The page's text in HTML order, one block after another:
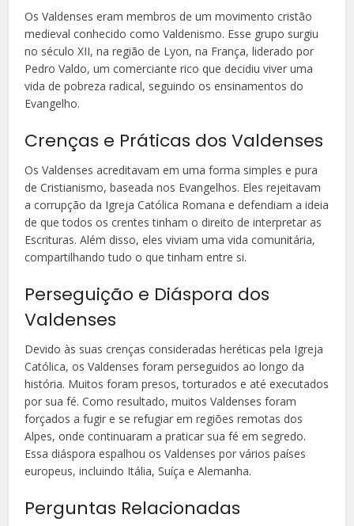
Os Valdenses eram membros de um movimento cristão
medieval conhecido como Valdenismo. Esse grupo surgiu
no século XII, na região de Lyon, na França, liderado por
Pedro Valdo, um comerciante rico que decidiu viver uma
vida de pobreza radical, seguindo os ensinamentos do
Evangelho.
Crenças e Práticas dos Valdenses
Os Valdenses acreditavam em uma forma simples e pura
de Cristianismo, baseada nos Evangelhos. Eles rejeitavam
a corrupção da Igreja Católica Romana e defendiam a ideia
de que todos os crentes tinham o direito de interpretar as
Escrituras. Além disso, eles viviam uma vida comunitária,
compartilhando tudo o que tinham entre si.
Perseguição e Diáspora dos
Valdenses
Devido às suas crenças consideradas heréticas pela Igreja
Católica, os Valdenses foram perseguidos ao longo da
história. Muitos foram presos, torturados e até executados
por sua fé. Como resultado, muitos Valdenses foram
forçados a fugir e se refugiar em regiões remotas dos
Alpes, onde continuaram a praticar sua fé em segredo.
Essa diáspora espalhou os Valdenses por vários países
europeus, incluindo Itália, Suíça e Alemanha.
Perguntas Relacionadas